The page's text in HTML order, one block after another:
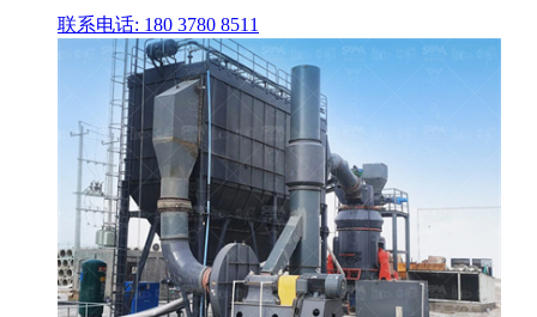
联系电话: 180 3780 8511